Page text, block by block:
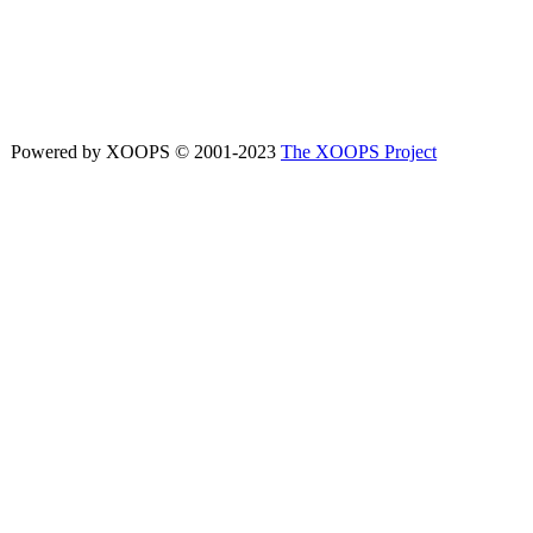
Powered by XOOPS © 2001-2023 The XOOPS Project